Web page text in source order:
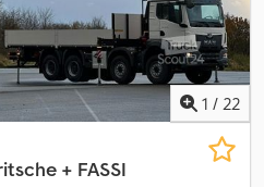
1 / 22
+ FASSI